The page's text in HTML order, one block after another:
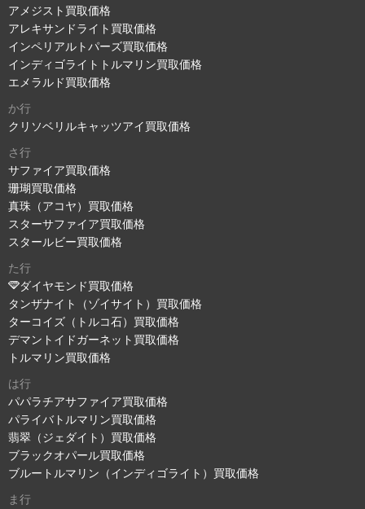
アメジスト買取価格
アレキサンドライト買取価格
インペリアルトパーズ買取価格
インディゴライトトルマリン買取価格
エメラルド買取価格
か行
クリソベリルキャッツアイ買取価格
さ行
サファイア買取価格
珊瑚買取価格
真珠（アコヤ）買取価格
スターサファイア買取価格
スタールビー買取価格
た行
ダイヤモンド買取価格
タンザナイト（ゾイサイト）買取価格
ターコイズ（トルコ石）買取価格
デマントイドガーネット買取価格
トルマリン買取価格
は行
パパラチアサファイア買取価格
パライバトルマリン買取価格
翡翠（ジェダイト）買取価格
ブラックオパール買取価格
ブルートルマリン（インディゴライト）買取価格
ま行